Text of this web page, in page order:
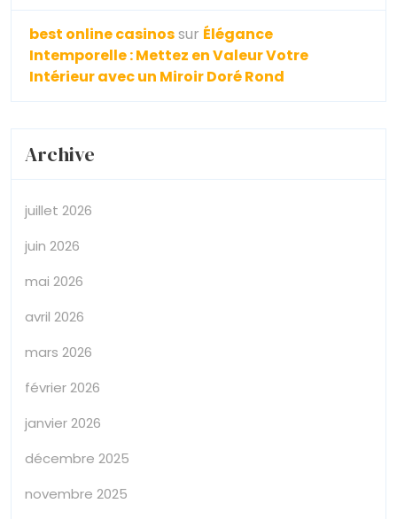
best online casinossur Élégance
Intemporelle : Mettez en Valeur Votre
Intérieur avec un Miroir Doré Rond
Archive
juillet 2026
juin 2026
mai 2026
avril 2026
mars 2026
février 2026
janvier 2026
décembre 2025
novembre 2025